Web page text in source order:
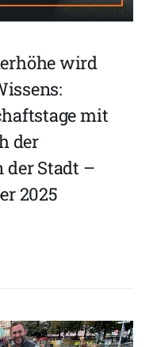
wird
mit
der
der Stadt –
2025